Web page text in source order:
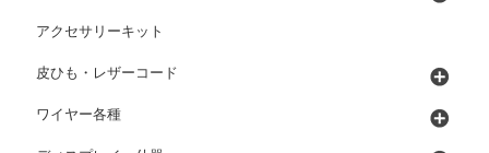
アクセサリーキット
皮ひも・レザーコード
ワイヤー各種